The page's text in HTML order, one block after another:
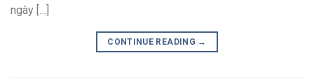
ngày […]
CONTINUE READING →